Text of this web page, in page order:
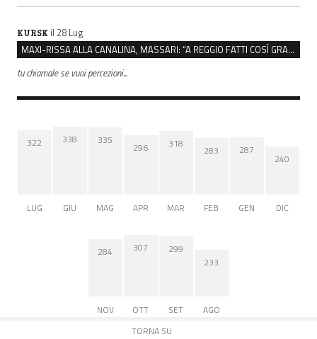
KURSK il 28 Lug
MAXI-RISSA ALLA CANALINA, MASSARI: “A REGGIO FATTI COSÌ GRAVI NON DEVONO TROVARE SPAZIO”
tu chiamale se vuoi percezioni...
322
LUG
338
GIU
335
MAG
296
APR
318
MAR
283
FEB
287
GEN
240
DIC
284
NOV
307
OTT
299
SET
233
AGO
TORNA SU